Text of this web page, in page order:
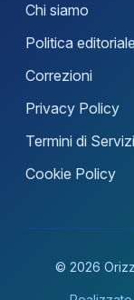
Chi siamo
Politica editoriale
Correzioni
Privacy Policy
Termini di
Cookie Policy
© 2026